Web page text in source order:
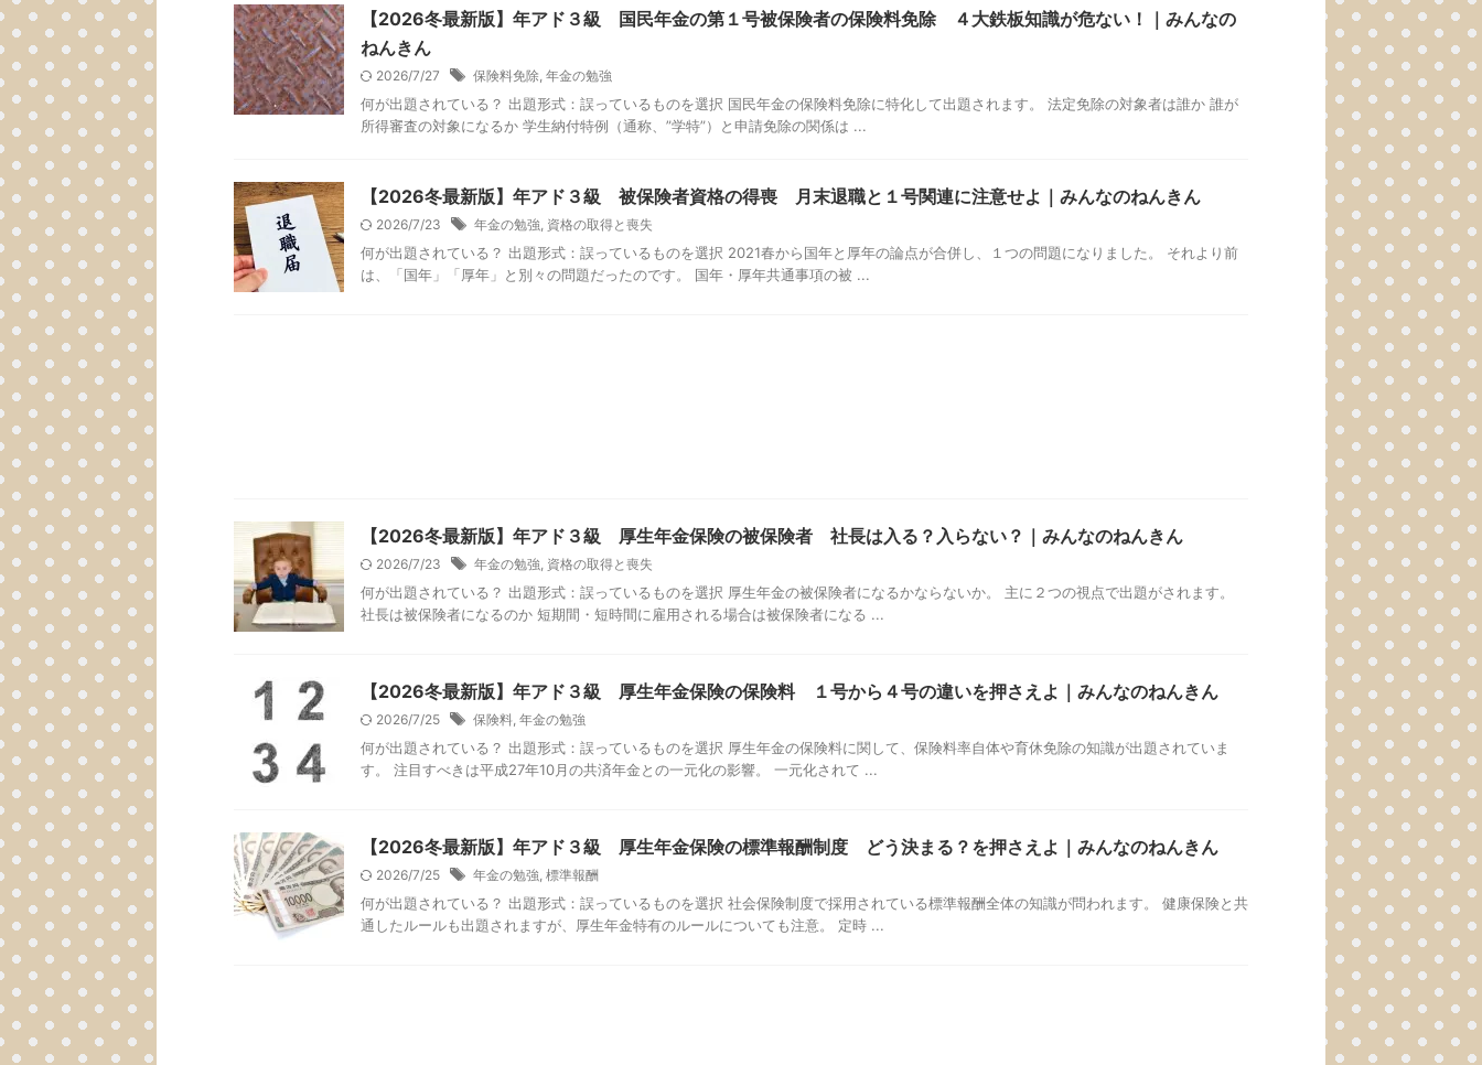
【2026冬最新版】年アド３級 国民年金の第１号被保険者の保険料免除 ４大鉄板知識が危ない！｜みんなの
ねんきん
2026/7/27 保険料免除, 年金の勉強
何が出題されている？ 出題形式：誤っているものを選択 国民年金の保険料免除に特化して出題されます。 法定免除の対象者は誰か 誰が
所得審査の対象になるか 学生納付特例（通称、”学特”）と申請免除の関係は ...
【2026冬最新版】年アド３級 被保険者資格の得喪 月末退職と１号関連に注意せよ｜みんなのねんきん
2026/7/23 年金の勉強, 資格の取得と喪失
何が出題されている？ 出題形式：誤っているものを選択 2021春から国年と厚年の論点が合併し、１つの問題になりました。 それより前
は、「国年」「厚年」と別々の問題だったのです。 国年・厚年共通事項の被 ...
【2026冬最新版】年アド３級 厚生年金保険の被保険者 社長は入る？入らない？｜みんなのねんきん
2026/7/23 年金の勉強, 資格の取得と喪失
何が出題されている？ 出題形式：誤っているものを選択 厚生年金の被保険者になるかならないか。 主に２つの視点で出題がされます。
社長は被保険者になるのか 短期間・短時間に雇用される場合は被保険者になる ...
【2026冬最新版】年アド３級 厚生年金保険の保険料 １号から４号の違いを押さえよ｜みんなのねんきん
2026/7/25 保険料, 年金の勉強
何が出題されている？ 出題形式：誤っているものを選択 厚生年金の保険料に関して、保険料率自体や育休免除の知識が出題されていま
す。 注目すべきは平成27年10月の共済年金との一元化の影響。 一元化されて ...
【2026冬最新版】年アド３級 厚生年金保険の標準報酬制度 どう決まる？を押さえよ｜みんなのねんきん
2026/7/25 年金の勉強, 標準報酬
何が出題されている？ 出題形式：誤っているものを選択 社会保険制度で採用されている標準報酬全体の知識が問われます。 健康保険と共
通したルールも出題されますが、厚生年金特有のルールについても注意。 定時 ...